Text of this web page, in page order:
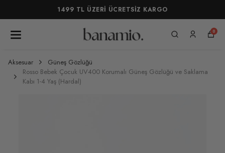
1499 TL ÜZERİ ÜCRETSİZ KARGO
0
Aksesuar
Güneş Gözlüğü
Rosso Bebek Çocuk UV400 Korumalı Güneş Gözlüğü ve Saklama
Kabı 1-4 Yaş (Hardal)